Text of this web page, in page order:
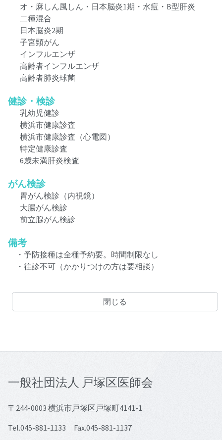
オ・麻しん風しん・日本脳炎1期・水痘・B型肝炎
二種混合
日本脳炎2期
子宮頸がん
インフルエンザ
高齢者インフルエンザ
高齢者肺炎球菌
健診・検診
乳幼児健診
横浜市健康診査
横浜市健康診査（心電図）
特定健康診査
6歳未満肝炎検査
がん検診
胃がん検診（内視鏡）
大腸がん検診
前立腺がん検診
備考
・予防接種は全種予約要。時間制限なし
・往診不可（かかりつけの方は要相談）
閉じる
一般社団法人 戸塚区医師会
〒244-0003 横浜市戸塚区戸塚町4141-1
Tel.045-881-1133 Fax.045-881-1137